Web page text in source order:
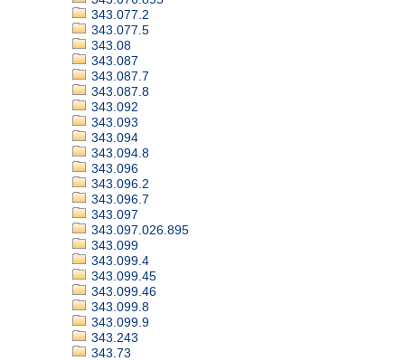
343.077.2
343.077.5
343.08
343.087
343.087.7
343.087.8
343.092
343.093
343.094
343.094.8
343.096
343.096.2
343.096.7
343.097
343.097.026.895
343.099
343.099.4
343.099.45
343.099.46
343.099.8
343.099.9
343.243
343.73